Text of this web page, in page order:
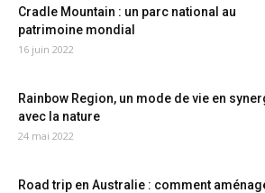
Cradle Mountain : un parc national au
patrimoine mondial
16 juin 2022
Rainbow Region, un mode de vie en
avec la nature
24 mai 2022
Road trip en Australie : comment